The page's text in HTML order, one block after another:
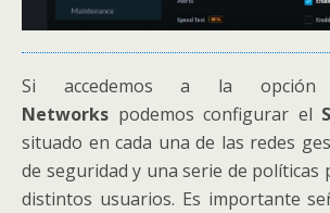
Si accedemos a la
Networks podemos configurar el
situado en cada una de las redes
de seguridad y una serie de políticas
distintos usuarios. Es importante